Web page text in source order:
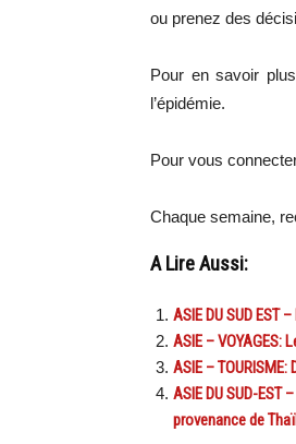
ou prenez des
Pour en savoir
l’épidémie.
Pour vous
Chaque semaine,
A Lire Aussi:
ASIE DU SUD EST
ASIE – VOYAGES:
ASIE –
ASIE DU SUD-EST
provenance de